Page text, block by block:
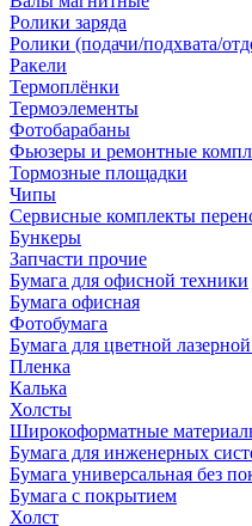
Ролики заряда
Ролики (подачи/подхвата/
Ракели
Термоплёнки
Термоэлементы
Фотобарабаны
Фьюзеры и ремонтные
Тормозные площадки
Чипы
Сервисные комплекты
Бункеры
Запчасти прочие
Бумага для офисной техники
Бумага офисная
Фотобумага
Бумага для цветной
Пленка
Калька
Холсты
Широкоформатные
Бумага для инженерных
Бумага универсальная без
Бумага с покрытием
Холст